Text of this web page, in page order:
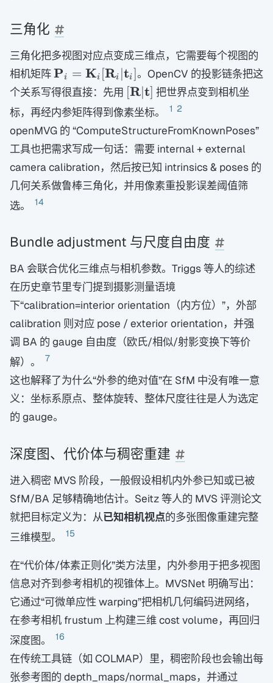
三角化
三角化把多视图对应点变成三维点，它需要每个视图的
相机矩阵\mathbf
P_i=\mathbf
R_i|\mathbf
t_i]
Pi = Ki [Ri ∣ti]。OpenCV 的投影链条把这
个关系写得很直接：先用 [\mathbf
R|\mathbf
t]
[R∣t] 把世界点变到相机坐
标，再经内参矩阵得到像素坐标。
1 2
openMVG 的 “ComputeStructureFromKnownPoses”
工具也把需求写成一句话：需要 internal + external
camera calibration，然后按已知 intrinsics & poses 的
几何关系做鲁棒三角化，并用像素重投影误差阈值筛
选。
14
Bundle adjustment 与尺度自由度
BA 会联合优化三维点与相机参数。Triggs 等人的综述
在历史章节里专门提到摄影测量语境
下“calibration=interior orientation（内方位）”，外部
calibration 则对应 pose / exterior orientation，并强
调 BA 的 gauge 自由度（欧氏/相似/射影变换下等价
解）。
7
这也解释了为什么“外参的绝对值”在 SfM 中没有唯一意
义：坐标系原点、整体旋转、整体尺度往往是人为选定
的 gauge。
深度图、代价体与稠密重建
进入稠密 MVS 阶段，一般假设相机内外参已知或已被
SfM/BA 足够精确地估计。Seitz 等人的 MVS 评测论文
就把目标定义为：从已知相机视点的多张图像重建完整
三维模型。
15
在“代价体/体素正则化”类方法里，内外参用于把多视图
信息对齐到参考相机的视锥体上。MVSNet 明确写出：
它通过“可微单应性 warping”把相机几何编码进网络，
在参考相机 frustum 上构建三维 cost volume，再回归
深度图。
16
在传统工具链（如 COLMAP）里，稠密阶段也会输出每
张参考图的 depth_maps/normal_maps，并通过